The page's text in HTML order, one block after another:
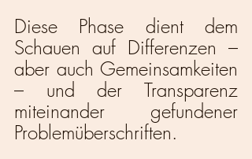
Diese Phase dient dem
Schauen auf Differenzen –
aber auch Gemeinsamkeiten
– und der Transparenz
miteinander gefundener
Problemüberschriften.